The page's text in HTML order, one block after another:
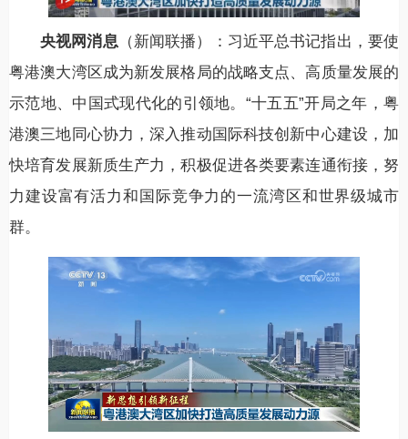
央视网消息 （新闻联播）：习近平总书记指出，要使
粤港澳大湾区成为新发展格局的战略支点、高质量发展的
示范地、中国式现代化的引领地。“十五五”开局之年，粤
港澳三地同心协力，深入推动国际科技创新中心建设，加
快培育发展新质生产力，积极促进各类要素连通衔接，努
力建设富有活力和国际竞争力的一流湾区和世界级城市
群。